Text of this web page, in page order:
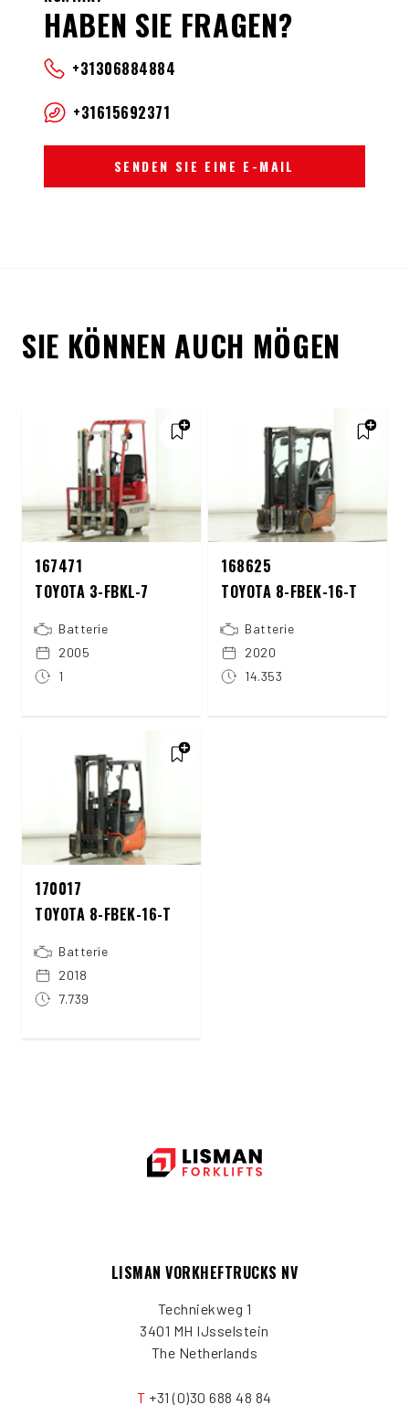
HABEN SIE FRAGEN?
+31306884884
+31615692371
SENDEN SIE EINE E-MAIL
SIE KÖNNEN AUCH MÖGEN
167471
TOYOTA 3-FBKL-7
Batterie
2005
1
168625
TOYOTA 8-FBEK-16-T
Batterie
2020
14.353
170017
TOYOTA 8-FBEK-16-T
Batterie
2018
7.739
LISMAN VORKHEFTRUCKS NV
Techniekweg 1
3401 MH IJsselstein
The Netherlands
T +31 (0)30 688 48 84